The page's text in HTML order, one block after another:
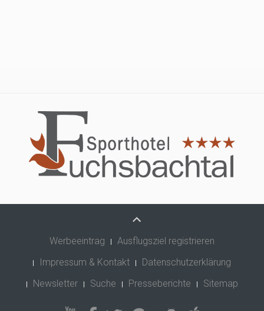
Werbeeintrag
Ausflugsziel registrieren
Impressum & Kontakt
Datenschutzerklärung
Newsletter
Suche Presseberichte Sitemap